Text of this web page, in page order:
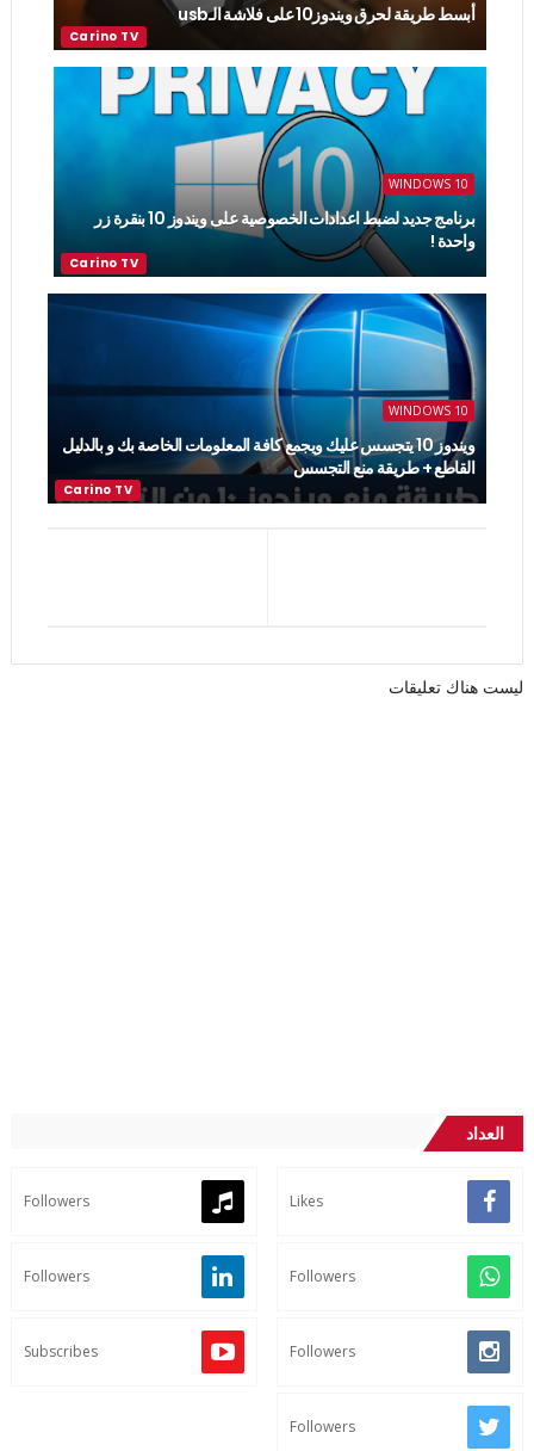
أبسط طريقة لحرق ويندوز10 على فلاشة الـusb
WINDOWS 10
برنامج جديد لضبط اعدادات الخصوصية على ويندوز 10 بنقرة زر
واحدة !
WINDOWS 10
ويندوز 10 يتجسس عليك ويجمع كافة المعلومات الخاصة بك و بالدليل
القاطع + طريقة منع التجسس
ليست هناك تعليقات
العداد
Likes
Followers
Followers
Followers
Followers
Subscribes
Followers